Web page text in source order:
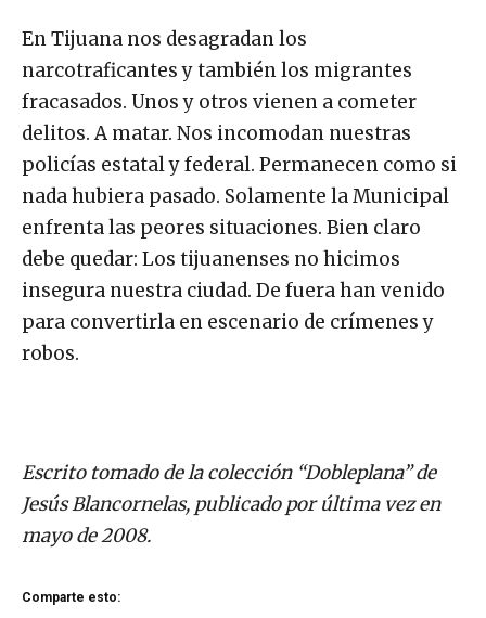
En Tijuana nos desagradan los
narcotraficantes y también los migrantes
fracasados. Unos y otros vienen a cometer
delitos. A matar. Nos incomodan nuestras
policías estatal y federal. Permanecen como si
nada hubiera pasado. Solamente la Municipal
enfrenta las peores situaciones. Bien claro
debe quedar: Los tijuanenses no hicimos
insegura nuestra ciudad. De fuera han venido
para convertirla en escenario de crímenes y
robos.
Escrito tomado de la colección “Dobleplana” de
Jesús Blancornelas, publicado por última vez en
mayo de 2008.
Comparte esto: